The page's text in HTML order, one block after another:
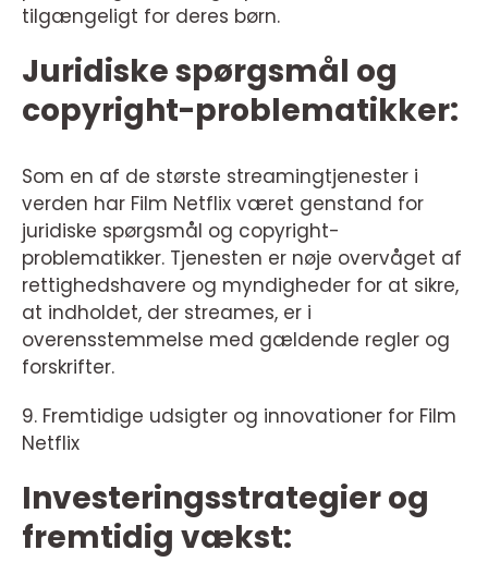
tilgængeligt for deres børn.
Juridiske spørgsmål og
copyright-problematikker:
Som en af de største streamingtjenester i
verden har Film Netflix været genstand for
juridiske spørgsmål og copyright-
problematikker. Tjenesten er nøje overvåget af
rettighedshavere og myndigheder for at sikre,
at indholdet, der streames, er i
overensstemmelse med gældende regler og
forskrifter.
9. Fremtidige udsigter og innovationer for Film
Netflix
Investeringsstrategier og
fremtidig vækst: